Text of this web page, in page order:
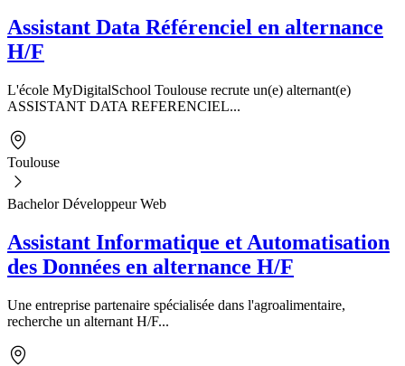
Assistant Data Référenciel en alternance
H/F
L'école MyDigitalSchool Toulouse recrute un(e) alternant(e)
ASSISTANT DATA REFERENCIEL...
Toulouse
Bachelor Développeur Web
Assistant Informatique et Automatisation
des Données en alternance H/F
Une entreprise partenaire spécialisée dans l'agroalimentaire,
recherche un alternant H/F...